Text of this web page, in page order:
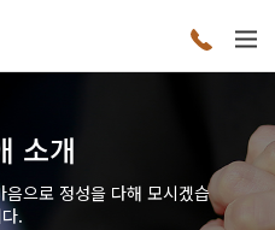
소개
으로 정성을 다해 모시겠습
.